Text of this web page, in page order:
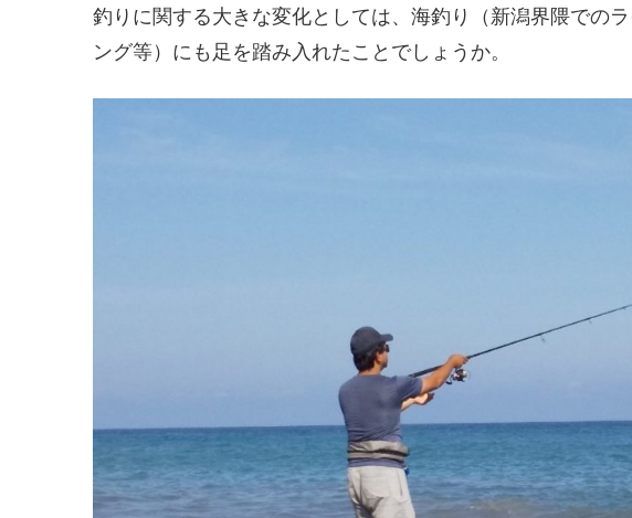
釣りに関する大きな変化としては、海釣り（新潟界隈での
ング等）にも足を踏み入れたことでしょうか。